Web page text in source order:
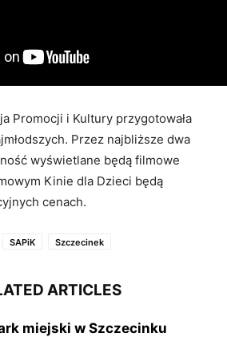
Promocji i Kultury przygotowała
Przez najbliższe dwa
wyświetlane będą filmowe
Kinie dla Dzieci będą
cenach.
SAPiK Szczecinek
ARTICLES
miejski w Szczecinku